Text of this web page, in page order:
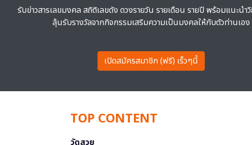
รับข่าวสารเลขมงคล สถิติเลขดัง ดวงรายวัน รายเดือน รายปี พร้อมแนะนำ
ลุ้นรับรางวัลจากกิจกรรมเสริมความเป็นมงคลให้กับตัวท่านเอง
เปิดสมัครสมาชิก (ฟรี) เร็วๆนี้
TOP CONTENT
วัดสวย